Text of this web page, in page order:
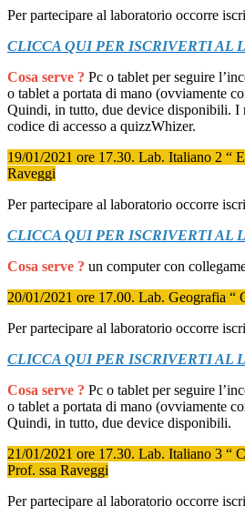
Per partecipare al laboratorio occorre
CLICCA QUI PER ISCRIVERTI AL
Cosa serve ? Pc o tablet per seguire
o tablet a portata di mano (ovviamente
Quindi, in tutto, due device disponibili. I
codice di accesso a quizzWhizer.
19/01/2021 ore 17.30. Lab. Italiano 2 “
Raveggi
Per partecipare al laboratorio occorre
CLICCA QUI PER ISCRIVERTI AL
Cosa serve ? un computer con
20/01/2021 ore 17.00. Lab. Geografia “
Per partecipare al laboratorio occorre
CLICCA QUI PER ISCRIVERTI AL
Cosa serve ? Pc o tablet per seguire
o tablet a portata di mano (ovviamente
Quindi, in tutto, due device disponibili.
21/01/2021 ore 17.30. Lab. Italiano 3 “
Prof. ssa Raveggi
Per partecipare al laboratorio occorre